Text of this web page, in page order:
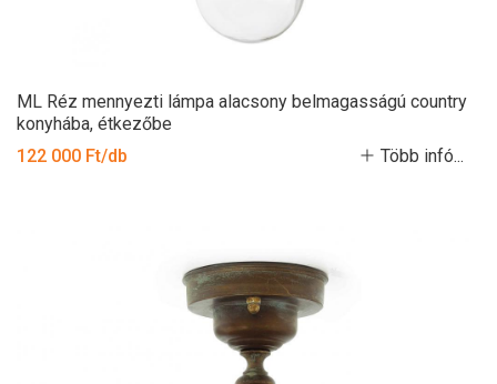
ML Réz mennyezti lámpa alacsony belmagasságú country
konyhába, étkezőbe
122 000 Ft/db
Több infó...